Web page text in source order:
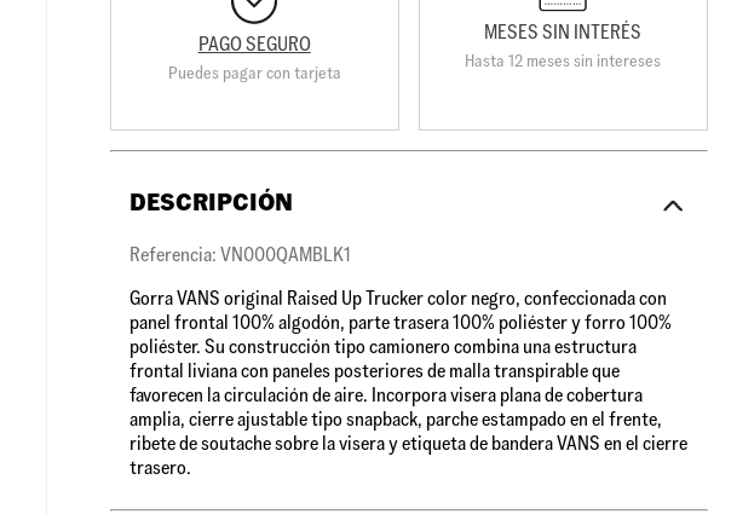
PAGO SEGURO
Puedes pagar con tarjeta
MESES SIN INTERÉS
Hasta 12 meses sin intereses
DESCRIPCIÓN
Referencia: VN000QAMBLK1
Gorra VANS original Raised Up Trucker color negro, confeccionada con
panel frontal 100% algodón, parte trasera 100% poliéster y forro 100%
poliéster. Su construcción tipo camionero combina una estructura
frontal liviana con paneles posteriores de malla transpirable que
favorecen la circulación de aire. Incorpora visera plana de cobertura
amplia, cierre ajustable tipo snapback, parche estampado en el frente,
ribete de soutache sobre la visera y etiqueta de bandera VANS en el cierre
trasero.